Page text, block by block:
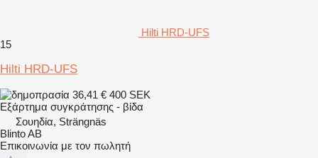
Hilti HRD-UFS
15
Hilti HRD-UFS
36,41 € 400 SEK
Εξάρτημα συγκράτησης - βίδα
Σουηδία, Strängnäs
Blinto AB
Επικοινωνία με τον πωλητή